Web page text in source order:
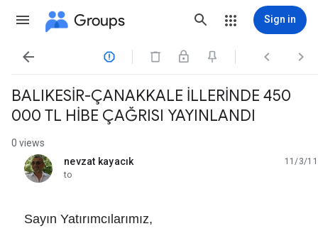
Groups Sign in
   
BALIKESİR-ÇANAKKALE İLLERİNDE 450
000 TL HİBE ÇAĞRISI YAYINLANDI
0 views
nevzat kayacık
unread,
11/3/11
to
Sayın Yatırımcılarımız,